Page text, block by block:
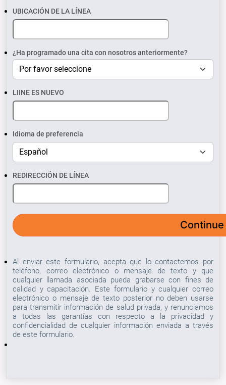
UBICACIÓN DE LA LÍNEA
¿Ha programado una cita con nosotros anteriormente?
LIINE ES NUEVO
Idioma de preferencia
REDIRECCIÓN DE LÍNEA
Al enviar este formulario, acepta que lo contactemos por
teléfono, correo electrónico o mensaje de texto y que
cualquier llamada asociada pueda grabarse con fines de
calidad y capacitación. Este formulario y cualquier correo
electrónico o mensaje de texto posterior no deben usarse
para transmitir información de salud privada, y renunciamos
a todas las garantías con respecto a la privacidad y
confidencialidad de cualquier información enviada a través
de este formulario.